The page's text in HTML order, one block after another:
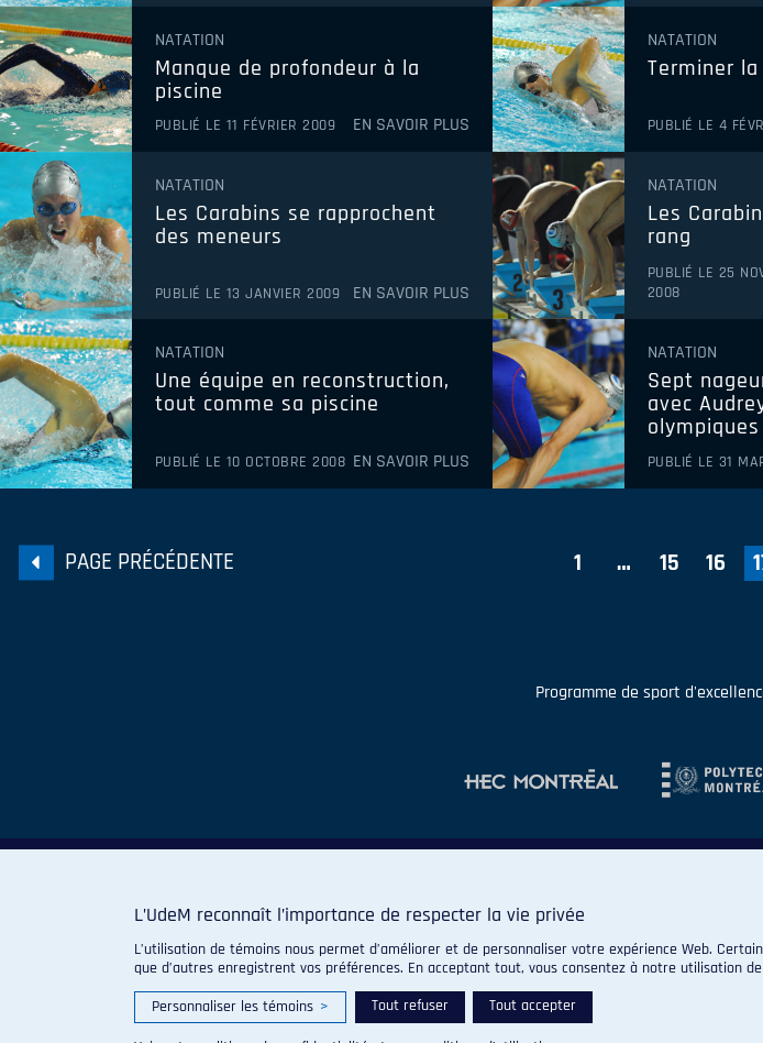
2023-2024
2022-2023
2021-2022
2020-2021
2019-2020
2018-2019
2017-2018
2016-2017
2015-2016
2014-2015
2013-2014
2011-2012
NATATION
Manque de profondeur à la
piscine
PUBLIÉ LE 11 FÉVRIER 2009 EN SAVOIR PLUS
NATATION
Terminer
PUBLIÉ LE 4
NATATION
Les Carabins se rapprochent
des meneurs
PUBLIÉ LE 13 JANVIER 2009 EN SAVOIR PLUS
NATATION
Les
rang
PUBLIÉ LE 25
2008
NATATION
Une équipe en reconstruction,
tout comme sa piscine
PUBLIÉ LE 10 OCTOBRE 2008 EN SAVOIR PLUS
NATATION
Sept
avec
olympiques
PUBLIÉ LE 31
PAGE PRÉCÉDENTE 1 … 15 16
Programme de sport
© 2026 Carabins de l'Université de
L’UdeM reconnaît l’importance de respecter la vie privée
L’utilisation de témoins nous permet d’améliorer et de personnaliser votre expérience Web.
que d’autres enregistrent vos préférences. En acceptant tout, vous consentez à notre utilisation
Personnaliser les témoins > Tout refuser Tout accepter